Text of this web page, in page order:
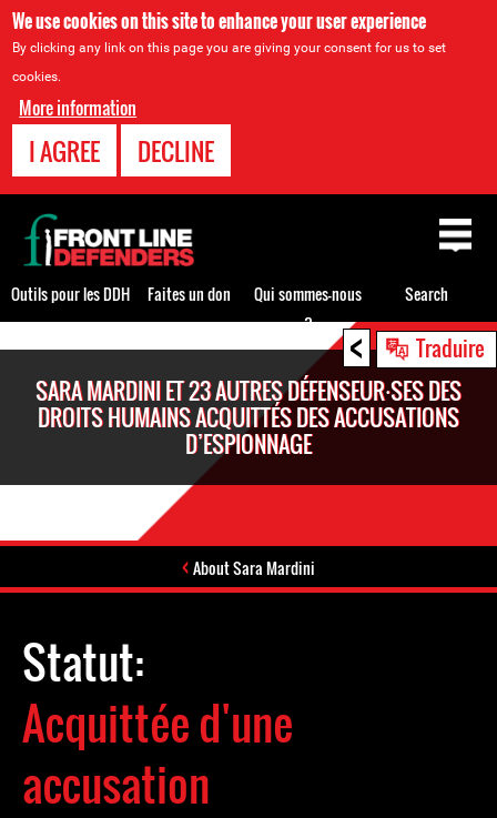
We use cookies on this site to enhance your user experience
By clicking any link on this page you are giving your consent for us to set
cookies.
More information
I AGREE DECLINE
< Traduire
SARA MARDINI ET 23 AUTRES DÉFENSEUR⸱SES DES
DROITS HUMAINS ACQUITTÉS DES ACCUSATIONS
D’ESPIONNAGE
About Sara Mardini
Statut:
Acquittée d'une
accusation
Back
to
top
Outils pour les DDH Faites un don
Qui sommes-nous
?
Search